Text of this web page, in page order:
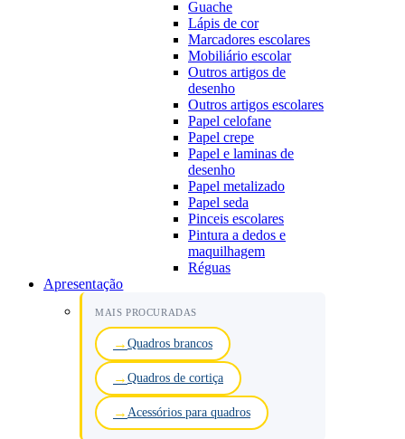
Guache
Lápis de cor
Marcadores escolares
Mobiliário escolar
Outros artigos de
desenho
Outros artigos escolares
Papel celofane
Papel crepe
Papel e laminas de
desenho
Papel metalizado
Papel seda
Pinceis escolares
Pintura a dedos e
maquilhagem
Réguas
Apresentação
MAIS PROCURADAS
Quadros brancos
Quadros de cortiça
Acessórios para quadros